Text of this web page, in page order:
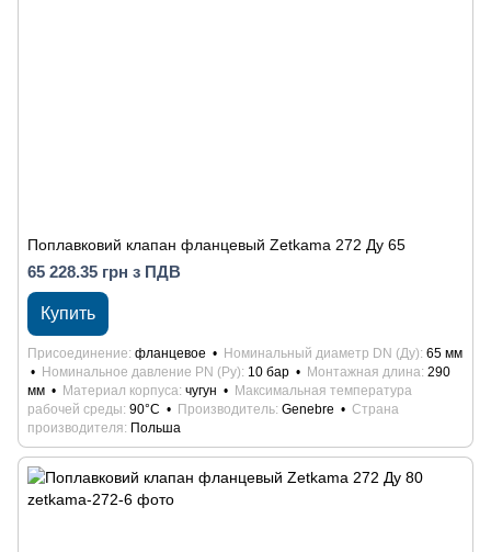
Поплавковий клапан фланцевый Zetkama 272 Ду 65
65 228.35 грн з ПДВ
Купить
Присоединение фланцевое Номинальный диаметр DN (Ду) 65 мм
Номинальное давление PN (Ру) 10 бар Монтажная длина 290
мм
Материал корпуса чугун
Максимальная температура
рабочей среды 90°С Производитель Genebre
Страна
производителя
Польша